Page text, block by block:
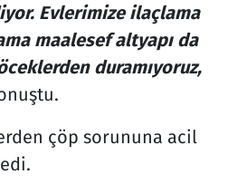
Evlerimize ilaçlama
maalesef altyapı da
duramıyoruz,
çöp sorununa acil